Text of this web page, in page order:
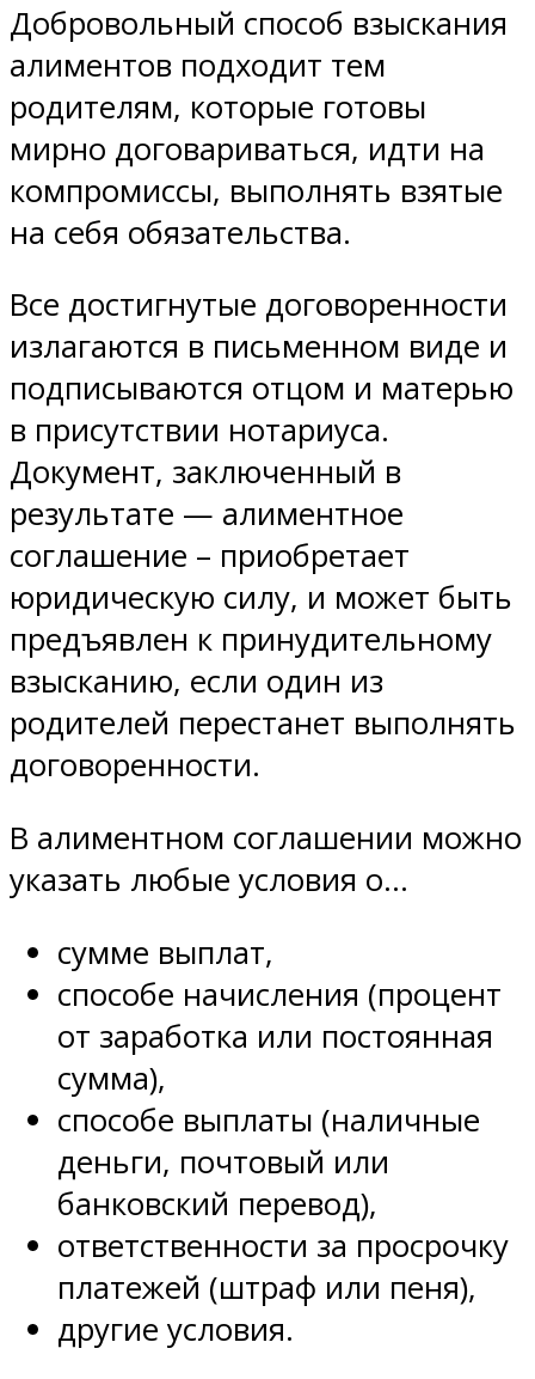
Добровольный способ взыскания
алиментов подходит тем
родителям, которые готовы
мирно договариваться, идти на
компромиссы, выполнять взятые
на себя обязательства.
Все достигнутые договоренности
излагаются в письменном виде и
подписываются отцом и матерью
в присутствии нотариуса.
Документ, заключенный в
результате — алиментное
соглашение – приобретает
юридическую силу, и может быть
предъявлен к принудительному
взысканию, если один из
родителей перестанет выполнять
договоренности.
В алиментном соглашении можно
указать любые условия о…
сумме выплат,
способе начисления (процент
от заработка или постоянная
сумма),
способе выплаты (наличные
деньги, почтовый или
банковский перевод),
ответственности за просрочку
платежей (штраф или пеня),
другие условия.